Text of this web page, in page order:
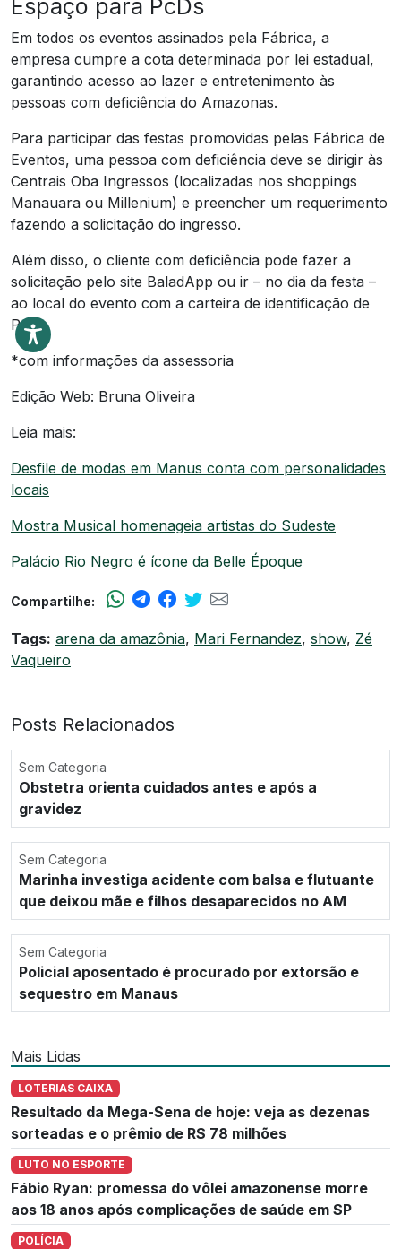
Espaço para PcDs
Em todos os eventos assinados pela Fábrica, a
empresa cumpre a cota determinada por lei estadual,
garantindo acesso ao lazer e entretenimento às
pessoas com deficiência do Amazonas.
Para participar das festas promovidas pelas Fábrica de
Eventos, uma pessoa com deficiência deve se dirigir às
Centrais Oba Ingressos (localizadas nos shoppings
Manauara ou Millenium) e preencher um requerimento
fazendo a solicitação do ingresso.
Além disso, o cliente com deficiência pode fazer a
solicitação pelo site BaladApp ou ir – no dia da festa –
ao local do evento com a carteira de identificação de
PcD.
*com informações da assessoria
Edição Web: Bruna Oliveira
Leia mais:
Desfile de modas em Manus conta com personalidades
locais
Mostra Musical homenageia artistas do Sudeste
Palácio Rio Negro é ícone da Belle Époque
Compartilhe:
Tags: arena da amazônia, Mari Fernandez, show, Zé
Vaqueiro
Posts Relacionados
Sem Categoria
Obstetra orienta cuidados antes e após a
gravidez
Sem Categoria
Marinha investiga acidente com balsa e flutuante
que deixou mãe e filhos desaparecidos no AM
Sem Categoria
Policial aposentado é procurado por extorsão e
sequestro em Manaus
Mais Lidas
LOTERIAS CAIXA
Resultado da Mega-Sena de hoje: veja as dezenas
sorteadas e o prêmio de R$ 78 milhões
LUTO NO ESPORTE
Fábio Ryan: promessa do vôlei amazonense morre
aos 18 anos após complicações de saúde em SP
POLÍCIA